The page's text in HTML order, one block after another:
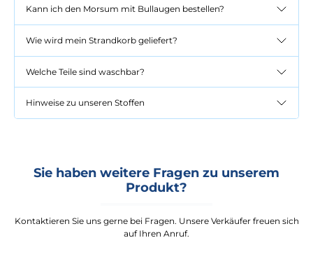
Kann ich den Morsum mit Bullaugen bestellen?
Wie wird mein Strandkorb geliefert?
Welche Teile sind waschbar?
Hinweise zu unseren Stoffen
Sie haben weitere Fragen zu unserem
Produkt?
Kontaktieren Sie uns gerne bei Fragen. Unsere Verkäufer freuen sich
auf Ihren Anruf.